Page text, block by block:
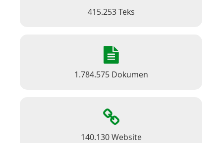
415.253 Teks
1.784.575 Dokumen
140.130 Website